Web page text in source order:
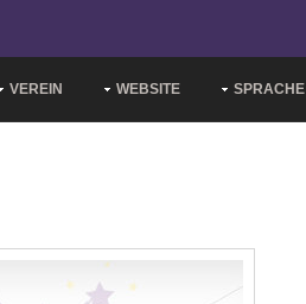
VEREIN WEBSITE SPRACHE